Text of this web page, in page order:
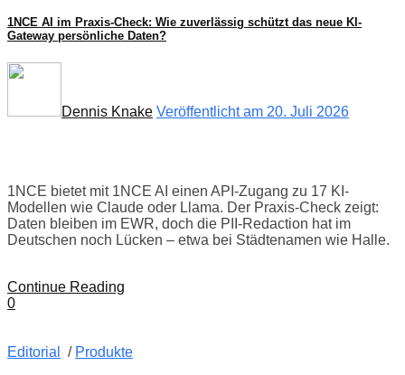
1NCE AI im Praxis-Check: Wie zuverlässig schützt das neue KI-
Gateway persönliche Daten?
Dennis Knake Veröffentlicht am 20. Juli 2026
1NCE bietet mit 1NCE AI einen API-Zugang zu 17 KI-
Modellen wie Claude oder Llama. Der Praxis-Check zeigt:
Daten bleiben im EWR, doch die PII-Redaction hat im
Deutschen noch Lücken – etwa bei Städtenamen wie Halle.
Continue Reading
0
Editorial / Produkte